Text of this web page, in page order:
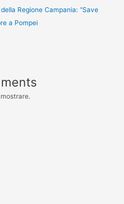
Regione Campania: “Save
a Pompei